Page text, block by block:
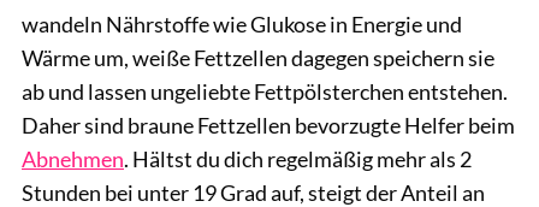
wandeln Nährstoffe wie Glukose in Energie und
Wärme um, weiße Fettzellen dagegen speichern sie
ab und lassen ungeliebte Fettpölsterchen entstehen.
Daher sind braune Fettzellen bevorzugte Helfer beim
Abnehmen. Hältst du dich regelmäßig mehr als 2
Stunden bei unter 19 Grad auf, steigt der Anteil an